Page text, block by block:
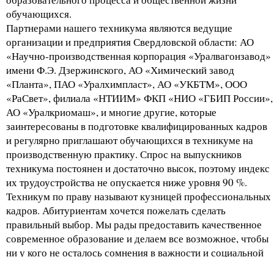
обучающихся.
Партнерами нашего техникума являются ведущие
организации и предприятия Свердловской области: АО
«Научно-производственная корпорация «Уралвагонзавод»
имени Ф.Э. Дзержинского, АО «Химический завод
«Планта», ПАО «Уралхимпласт», АО «УКБТМ», ООО
«РаСвет», филиала «НТИИМ» ФКП «НИО «ГБИП России»,
АО «Уралкриомаш», и многие другие, которые
заинтересованы в подготовке квалифицированных кадров
и регулярно приглашают обучающихся в техникуме на
производственную практику. Спрос на выпускников
техникума постоянен и достаточно высок, поэтому индекс
их трудоустройства не опускается ниже уровня 90 %.
Техникум по праву называют кузницей профессиональных
кадров. Абитуриентам хочется пожелать сделать
правильный выбор. Мы рады предоставить качественное
современное образование и делаем все возможное, чтобы
ни у кого не осталось сомнения в важности и социальной